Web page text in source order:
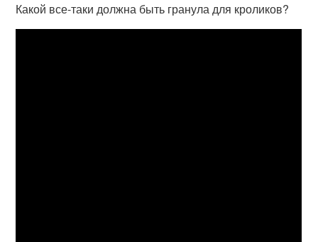
Какой все-таки должна быть гранула для кроликов?